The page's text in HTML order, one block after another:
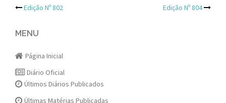
Post
navigation
Edição Nº 802 Edição Nº 804
MENU
Página Inicial
Diário Oficial
Últimos Diários Publicados
Últimas Matérias Publicadas